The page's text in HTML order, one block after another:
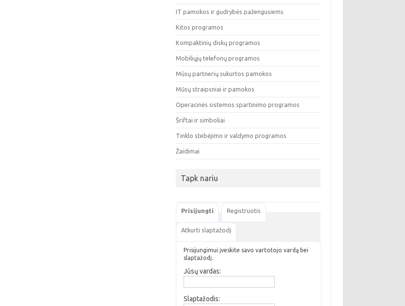
IT pamokos ir gudrybės pažengusiems
Kitos programos
Kompaktinių diskų programos
Mobiliųjų telefonų programos
Mūsų partnerių sukurtos pamokos
Mūsų straipsniai ir pamokos
Operacinės sistemos spartinimo programos
Šriftai ir simboliai
Tinklo stebėjimo ir valdymo programos
Žaidimai
Tapk nariu
Prisijungti Registruotis
Atkurti slaptažodį
Prisijungimui įveskite savo vartotojo vardą bei
slaptažodį.
Jūsų vardas:
Slaptažodis: